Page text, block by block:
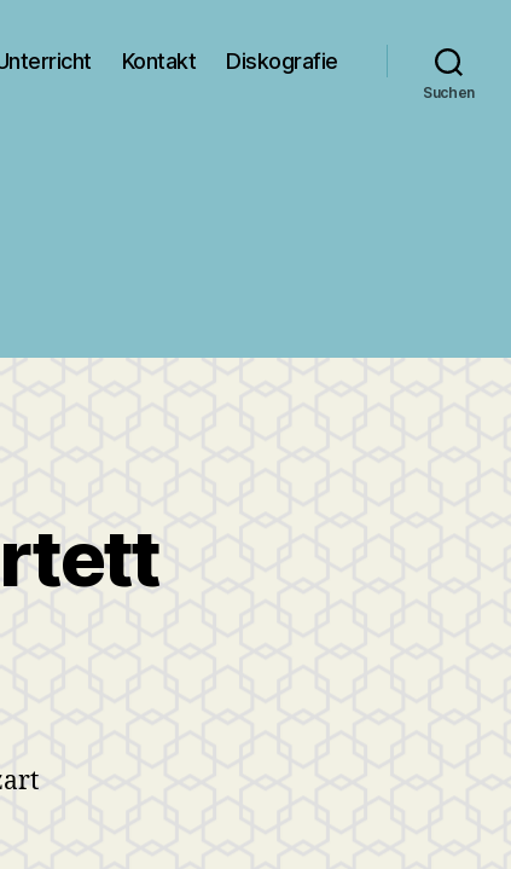
Kontakt Diskografie
Suchen